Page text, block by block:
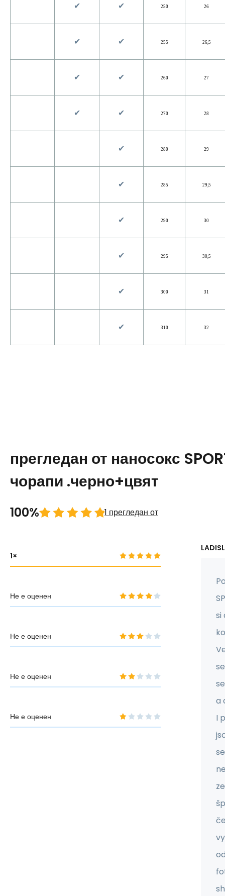
✔︎ ✔︎ 250 26
✔︎ ✔︎ 255 26,5
✔︎ ✔︎ 260 27
✔︎ ✔︎ 270 28
✔︎ 280 29
✔︎ 285 29,5
✔︎ 290 30
✔︎ 295 30,5
✔︎ 300 31
✔︎ 310 32
прегледан от наносокс
чорапи .черно+цвят
100% 1 прегледан от
1
Не е оценен
Не е оценен
Не е оценен
Не е оценен
si
a
I